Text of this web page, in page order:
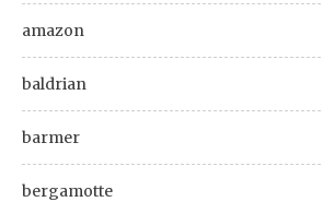
amazon
baldrian
barmer
bergamotte